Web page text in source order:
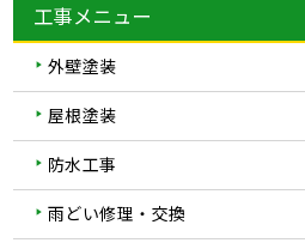
工事メニュー
外壁塗装
屋根塗装
防水工事
雨どい修理・交換